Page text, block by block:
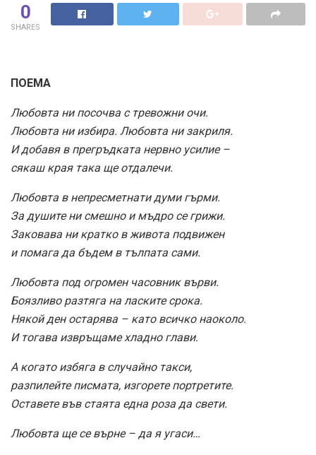
0
SHARES
ПОЕМА
Любовта ни посочва с тревожни очи.
Любовта ни избира. Любовта ни закриля.
И добавя в прегръдката нервно усилие –
сякаш края така ще отдалечи.
Любовта в непресметнати думи гърми.
За душите ни смешно и мъдро се грижи.
Заковава ни кратко в живота подвижен
и помага да бъдем в тълпата сами.
Любовта под огромен часовник върви.
Боязливо разтяга на ласките срока.
Някой ден остарява – като всичко наоколо.
И тогава извръщаме хладно глави.
А когато избяга в случайно такси,
разпилейте писмата, изгорете портретите.
Оставете във стаята една роза да свети.
Любовта ще се върне – да я угаси…